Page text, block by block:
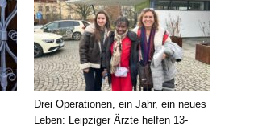
Drei Operationen, ein Jahr, ein neues
Leben: Leipziger Ärzte helfen 13-